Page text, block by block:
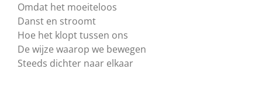
Omdat het moeiteloos
Danst en stroomt
Hoe het klopt tussen ons
De wijze waarop we bewegen
Steeds dichter naar elkaar